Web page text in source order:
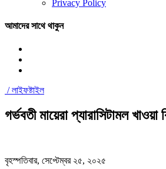
Privacy Policy
আমাদের সাথে থাকুন
/লাইফষ্টাইল
গর্ভবতী মায়েরা প্যারাসিটামল
বৃহস্পতিবার, সেপ্টেম্বর ২৫, ২০২৫